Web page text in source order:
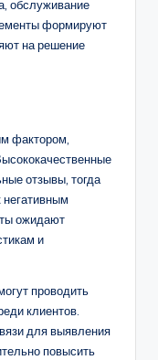
обслуживание
формируют
на решение
фактором,
отзывы, тогда
негативным
ожидают
и
проводить
клиентов.
для выявления
повысить